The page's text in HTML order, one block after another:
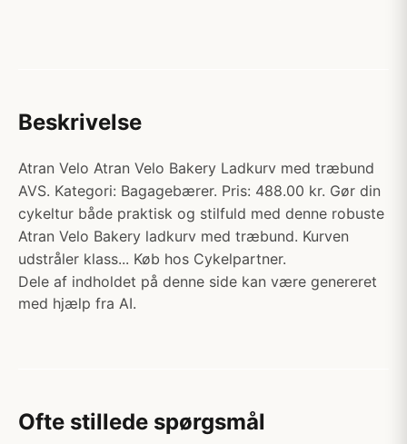
Beskrivelse
Atran Velo Atran Velo Bakery Ladkurv med træbund
AVS. Kategori: Bagagebærer. Pris: 488.00 kr. Gør din
cykeltur både praktisk og stilfuld med denne robuste
Atran Velo Bakery ladkurv med træbund. Kurven
udstråler klass... Køb hos Cykelpartner.
Dele af indholdet på denne side kan være genereret
med hjælp fra AI.
Ofte stillede spørgsmål